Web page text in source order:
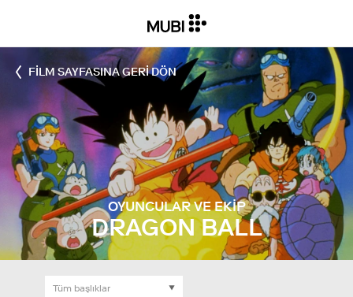
FILM SAYFASINA GERI DÖN
DRAGON BALL
OYUNCULAR VE EKIP